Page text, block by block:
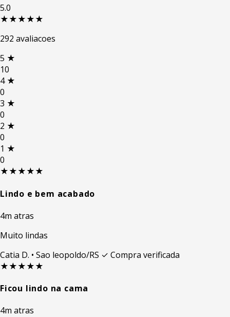
5.0
★★★★★
292 avaliacoes
5 ★
10
4 ★
0
3 ★
0
2 ★
0
1 ★
0
★★★★★
Lindo e bem acabado
4m atras
Muito lindas
Catia D. • Sao leopoldo/RS ✓ Compra verificada
★★★★★
Ficou lindo na cama
4m atras